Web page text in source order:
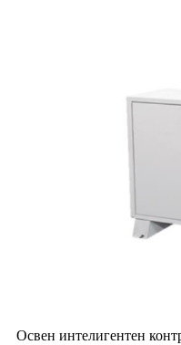
Освен интелигентен